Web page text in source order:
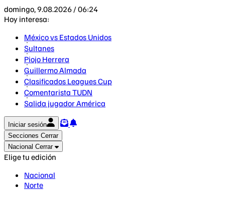
domingo, 9.08.2026 / 06:24
Hoy interesa:
México vs Estados Unidos
Sultanes
Piojo Herrera
Guillermo Almada
Clasificados Leagues Cup
Comentarista TUDN
Salida jugador América
Iniciar sesión
Secciones Cerrar
Nacional Cerrar
Elige tu edición
Nacional
Norte